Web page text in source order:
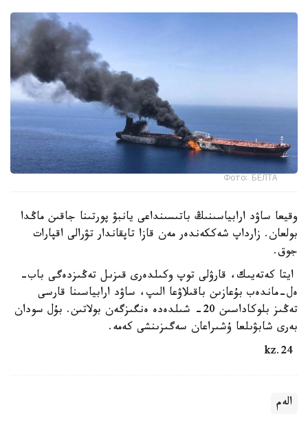
Фото: БЕЛТА
وقيعا ساۋد ارابياسىنىڭ باتىسىنداعى يانبۋ پورتىنا جاقىن ماڭدا
بولعان. زارداپ شەككەندەر مەن قازا تاپقاندار تۋرالى اقپارات
جوق.
ايتا كەتەيىك، قارۋلى توپ وكىلدەرى قىزىل تەڭىزدەگى باب-
ەل-ماندەب بۇعازىن باقىلاۋعا الىپ، ساۋد ارابياسىنا قارسى
تەڭىز بلوكاداسىن 20- شىلدەدە ەنگىزگەن بولاتىن. بۇل سودان
بەرى شابۋىلعا ۇشىراعان سەگىزىنشى كەمە.
الەم